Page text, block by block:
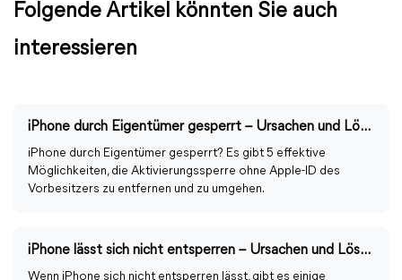
Folgende Artikel könnten Sie auch
interessieren
iPhone durch Eigentümer gesperrt – Ursachen und Lösungen
iPhone durch Eigentümer gesperrt? Es gibt 5 effektive
Möglichkeiten, die Aktivierungssperre ohne Apple-ID des
Vorbesitzers zu entfernen und zu umgehen.
iPhone lässt sich nicht entsperren – Ursachen und Lösungen
Wenn iPhone sich nicht entsperren lässt, gibt es einige